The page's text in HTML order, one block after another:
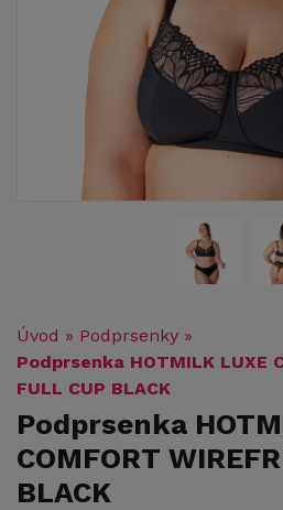
Úvod » Podprsenky »
Podprsenka HOTMILK LUXE
FULL CUP BLACK
Podprsenka
COMFORT
BLACK